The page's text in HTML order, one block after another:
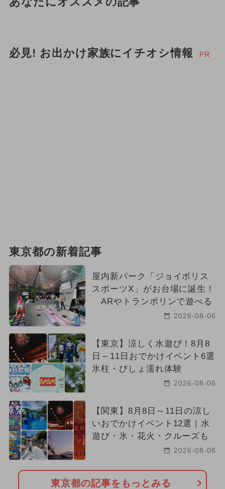
必見! お出かけ家族にイチオシ情報 PR
東京都の新着記事
屋内新パーク「ジョイポリス
スポーツX」がお台場に誕生！
ARやトランポリンで遊べる
2026-08-06
【東京】涼しく水遊び！8月8
日～11日おでかけイベント6選
氷柱・びしょ濡れ体験
2026-08-06
【関東】8月8日～11日の涼し
いおでかけイベント12選｜水
遊び・氷・花火・クルーズも
2026-08-06
東京都の記事をもっとみる